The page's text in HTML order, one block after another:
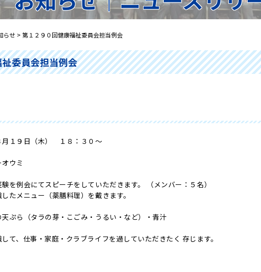
らせ > 第１２９０回健康福祉委員会担当例会
委員会担当例会
１９日（木） １８：３０～
ウミ
を例会にてスピーチをしていただきます。 （メンバー：５名）
たメニュー（薬膳料理）を戴きます。
ぷら（タラの芽・こごみ・うるい・など）・青汁
て、仕事・家庭・クラブライフを過していただきたく 存じます。